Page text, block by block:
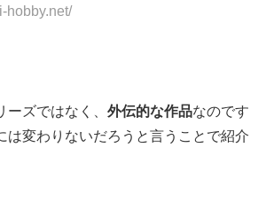
hobby.net/
ズではなく、 外伝的な作品なのです
は変わりないだろうと言うことで紹介